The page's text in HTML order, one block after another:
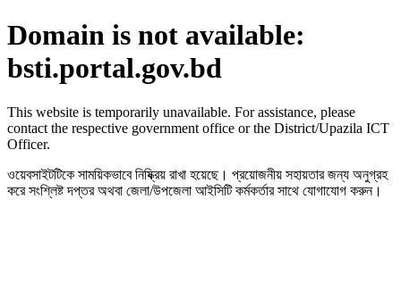
Domain is not available:
bsti.portal.gov.bd
This website is temporarily unavailable. For assistance, please
contact the respective government office or the District/Upazila ICT
Officer.
ওয়েবসাইটটিকে সাময়িকভাবে নিষ্ক্রিয় রাখা হয়েছে। প্রয়োজনীয় সহায়তার জন্য অনুগ্রহ
করে সংশ্লিষ্ট দপ্তর অথবা জেলা/উপজেলা আইসিটি কর্মকর্তার সাথে যোগাযোগ করুন।